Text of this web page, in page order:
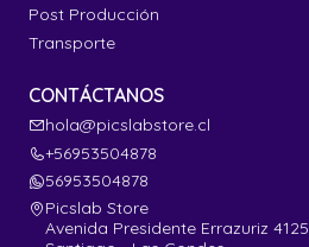
Post Producción
Transporte
CONTÁCTANOS
hola@picslabstore.cl
+56953504878
56953504878
Picslab Store
Avenida Presidente Errazuriz 4125